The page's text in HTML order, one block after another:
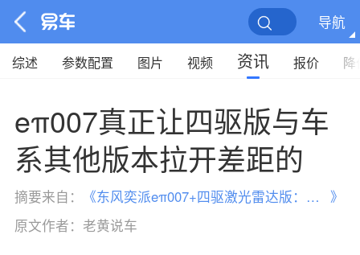
导航
综述 参数配置 图片 视频 资讯 报价 降
eπ007真正让四驱版与车
系其他版本拉开差距的
摘要来自： 《 东风奕派eπ007+四驱激光雷达版：把性能、智能和实用
》
原文作者： 老黄说车